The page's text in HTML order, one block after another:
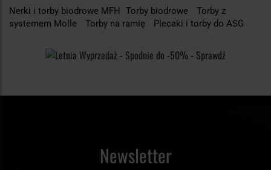
Nerki i torby biodrowe MFH Torby biodrowe
Torby z
systemem Molle
Torby na ramię Plecaki i torby do ASG
Newsletter